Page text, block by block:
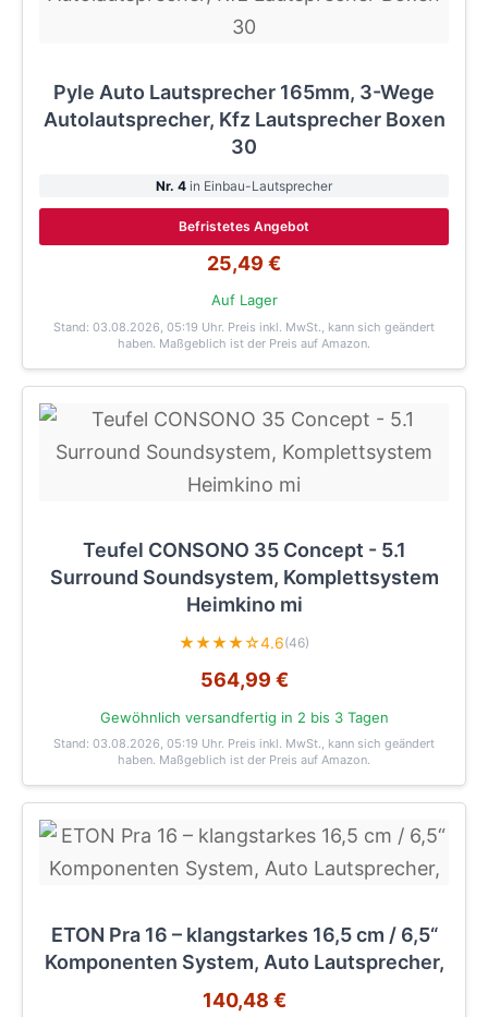
Pyle Auto Lautsprecher 165mm, 3-Wege
Autolautsprecher, Kfz Lautsprecher Boxen
30
Nr. 4 in Einbau-Lautsprecher
Befristetes Angebot
25,49 €
Auf Lager
Stand: 03.08.2026, 05:19 Uhr. Preis inkl. MwSt., kann sich geändert
haben. Maßgeblich ist der Preis auf Amazon.
Teufel CONSONO 35 Concept - 5.1
Surround Soundsystem, Komplettsystem
Heimkino mi
★★★★☆4.6(46)
564,99 €
Gewöhnlich versandfertig in 2 bis 3 Tagen
Stand: 03.08.2026, 05:19 Uhr. Preis inkl. MwSt., kann sich geändert
haben. Maßgeblich ist der Preis auf Amazon.
ETON Pra 16 – klangstarkes 16,5 cm / 6,5“
Komponenten System, Auto Lautsprecher,
140,48 €